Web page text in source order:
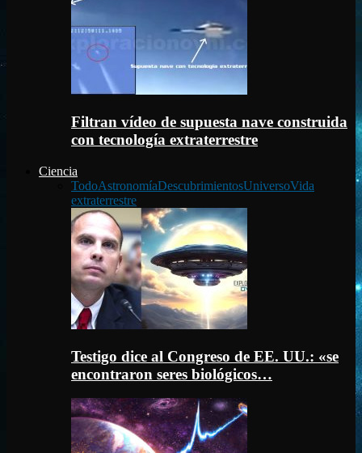
Filtran vídeo de supuesta nave construida
con tecnología extraterrestre
Ciencia
TodoAstronomíaDescubrimientosUniversoVida
extraterrestre
Testigo dice al Congreso de EE. UU.: «se
encontraron seres biológicos…